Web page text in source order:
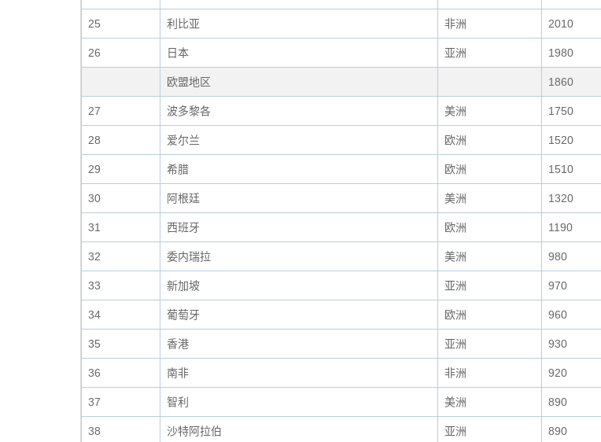
25 利比亚 非洲 2010
26 日本 亚洲 1980
欧盟地区 1860
27 波多黎各 美洲 1750
28 爱尔兰 欧洲 1520
29 希腊 欧洲 1510
30 阿根廷 美洲 1320
31 西班牙 欧洲 1190
32 委内瑞拉 美洲 980
33 新加坡 亚洲 970
34 葡萄牙 欧洲 960
35 香港 亚洲 930
36 南非 非洲 920
37 智利 美洲 890
38 沙特阿拉伯 亚洲 890